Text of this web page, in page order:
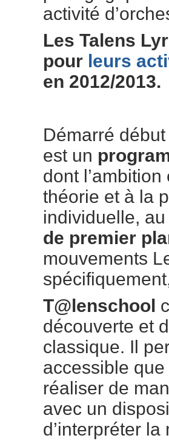
activité
Les Talens
pour leurs
en 2012/2013.
Démarré
est un
dont
théorie et à la
individuelle,
de premier
mouvements
T@lenschool
découverte et
classique. Il
accessible
réaliser de
avec un
d’interpréter